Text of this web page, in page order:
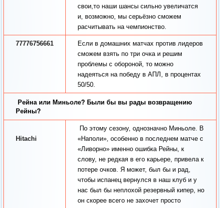
свои,то наши шансы сильно увеличатся
и, возможно, мы серьёзно сможем
расчитывать на чемпионство.
77776756661
Если в домашних матчах против лидеров
сможем взять по три очка и решим
проблемы с обороной, то можно
надеяться на победу в АПЛ, в процентах
50/50.
Рейна или Миньоле? Были бы вы рады возвращению
Рейны?
Hitachi
По этому сезону, однозначно Миньоле. В
«Наполи», особенно в последнем матче с
«Ливорно» именно ошибка Рейны, к
слову, не редкая в его карьере, привела к
потере очков. Я может, был бы и рад,
чтобы испанец вернулся в наш клуб и у
нас был бы неплохой резервный кипер, но
он скорее всего не захочет просто